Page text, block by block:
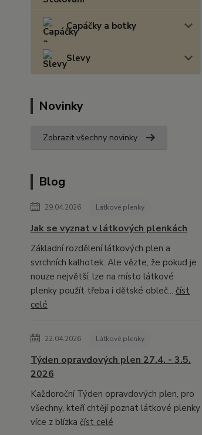
Capáčky a botky
Slevy
Novinky
Zobrazit všechny novinky
Blog
29.04.2026 Látkové plenky
Jak se vyznat v látkových plenkách
Základní rozdělení látkových plen a
svrchních kalhotek. Ale vězte, že pokud je
nouze největší, lze na místo látkové
plenky použít třeba i dětské obleč... číst
celé
22.04.2026 Látkové plenky
Týden opravdových plen 27.4. - 3.5.
2026
Každoroční Týden opravdových plen, pro
všechny, kteří chtějí poznat látkové plenky
více z blízka číst celé